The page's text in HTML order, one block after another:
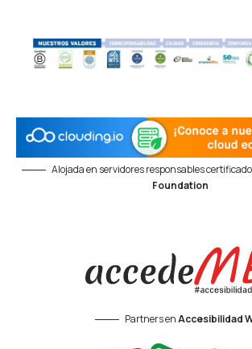
Alojada en servidores responsables
Foundation
Partners enAccesibilidad